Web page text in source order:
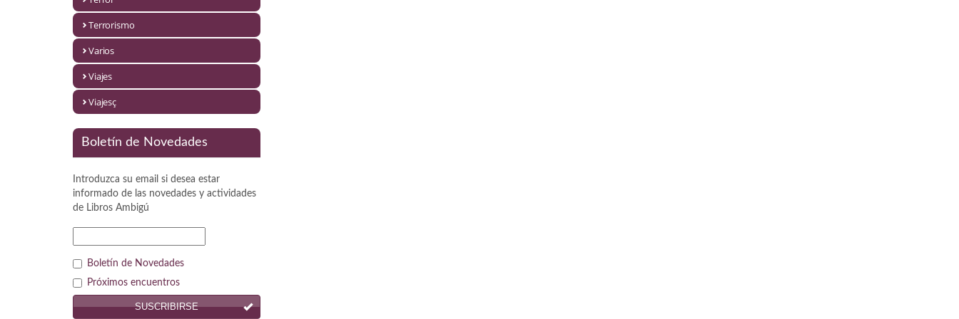
Psicología. Educación
Segunda Guerra Mundial
Terrorismo
Varios
Viajes
Viajesç
Boletín de Novedades
Introduzca su email si desea estar
informado de las novedades y actividades
de Libros Ambigú
Boletín de Novedades
Próximos encuentros
SUSCRIBIRSE